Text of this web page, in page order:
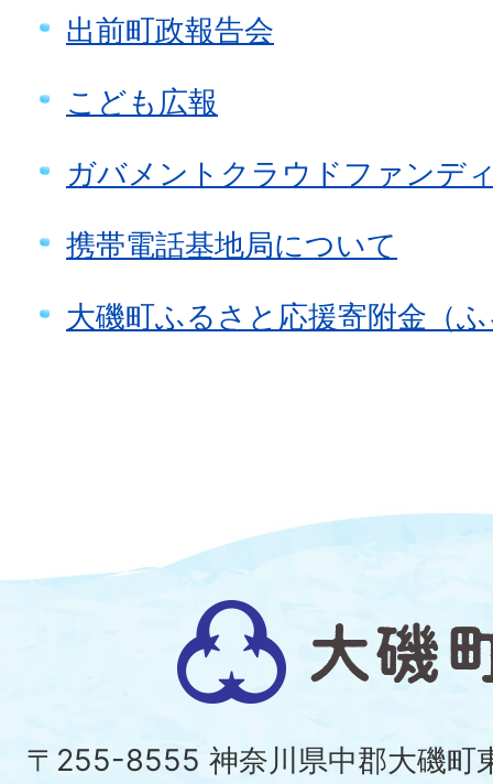
出前町政報告会
こども広報
ガバメントクラウドファンデ
携帯電話基地局について
大磯町ふるさと応援寄附金（
大
磯
町
〒255-8555 神奈川県中郡大磯